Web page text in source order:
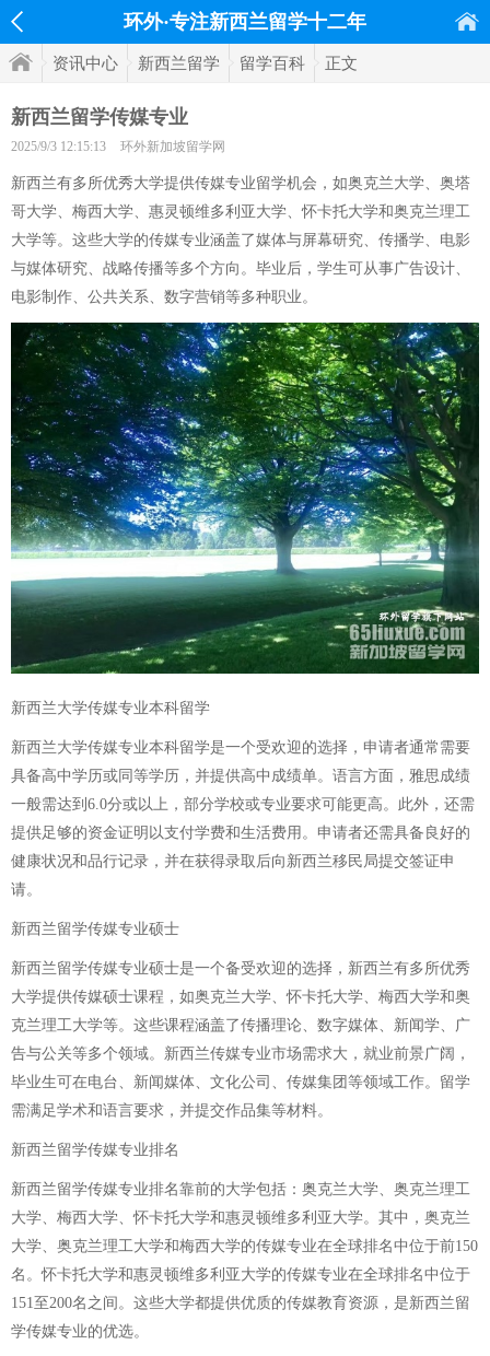
环外·专注新西兰留学十二年
资讯中心 新西兰留学 留学百科 正文
新西兰留学传媒专业
2025/9/3 12:15:13 环外新加坡留学网
新西兰有多所优秀大学提供传媒专业留学机会，如奥克兰大学、奥塔
哥大学、梅西大学、惠灵顿维多利亚大学、怀卡托大学和奥克兰理工
大学等。这些大学的传媒专业涵盖了媒体与屏幕研究、传播学、电影
与媒体研究、战略传播等多个方向。毕业后，学生可从事广告设计、
电影制作、公共关系、数字营销等多种职业。
新西兰大学传媒专业本科留学
新西兰大学传媒专业本科留学是一个受欢迎的选择，申请者通常需要
具备高中学历或同等学历，并提供高中成绩单。语言方面，雅思成绩
一般需达到6.0分或以上，部分学校或专业要求可能更高。此外，还需
提供足够的资金证明以支付学费和生活费用。申请者还需具备良好的
健康状况和品行记录，并在获得录取后向新西兰移民局提交签证申
请。
新西兰留学传媒专业硕士
新西兰留学传媒专业硕士是一个备受欢迎的选择，新西兰有多所优秀
大学提供传媒硕士课程，如奥克兰大学、怀卡托大学、梅西大学和奥
克兰理工大学等。这些课程涵盖了传播理论、数字媒体、新闻学、广
告与公关等多个领域。新西兰传媒专业市场需求大，就业前景广阔，
毕业生可在电台、新闻媒体、文化公司、传媒集团等领域工作。留学
需满足学术和语言要求，并提交作品集等材料。
新西兰留学传媒专业排名
新西兰留学传媒专业排名靠前的大学包括：奥克兰大学、奥克兰理工
大学、梅西大学、怀卡托大学和惠灵顿维多利亚大学。其中，奥克兰
大学、奥克兰理工大学和梅西大学的传媒专业在全球排名中位于前150
名。怀卡托大学和惠灵顿维多利亚大学的传媒专业在全球排名中位于
151至200名之间。这些大学都提供优质的传媒教育资源，是新西兰留
学传媒专业的优选。